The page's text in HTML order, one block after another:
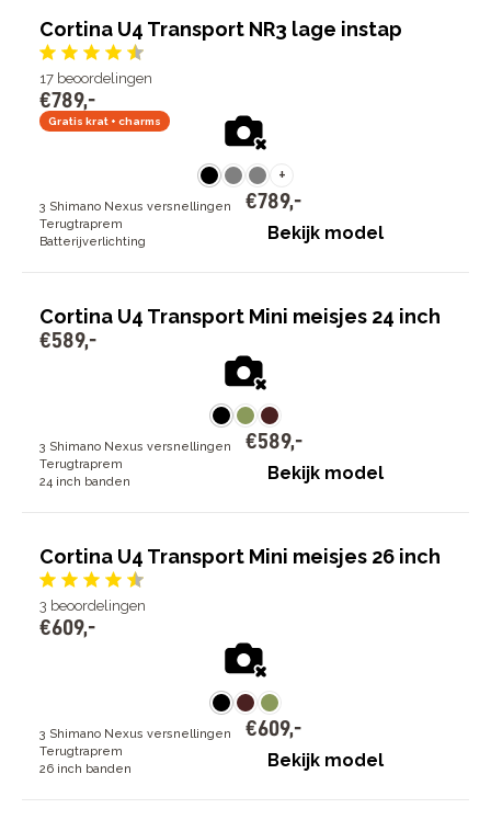
Cortina U4 Transport NR3 lage instap
17 beoordelingen
€789,-
Gratis krat + charms
+
3 Shimano Nexus versnellingen
Terugtraprem
Batterijverlichting
€789,-
Bekijk model
Cortina U4 Transport Mini meisjes 24 inch
€589,-
3 Shimano Nexus versnellingen
Terugtraprem
24 inch banden
€589,-
Bekijk model
Cortina U4 Transport Mini meisjes 26 inch
3 beoordelingen
€609,-
3 Shimano Nexus versnellingen
Terugtraprem
26 inch banden
€609,-
Bekijk model